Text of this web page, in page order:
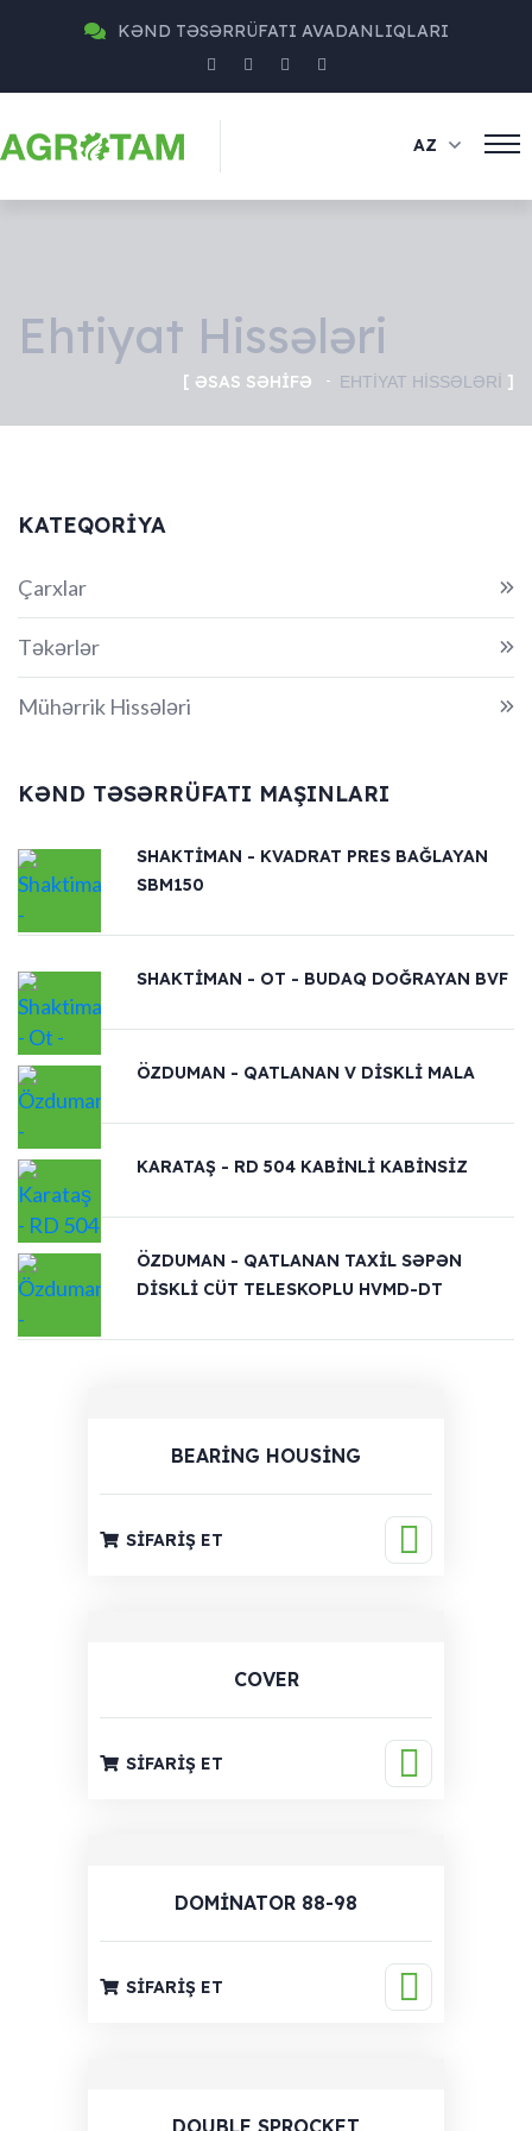
KƏND TƏSƏRRÜFATI AVADANLIQLARI
AZ
Ehtiyat Hissələri
ƏSAS SƏHIFƏ EHTIYAT HISSƏLƏRI
KATEQORIYA
Çarxlar
Təkərlər
Mühərrik Hissələri
KƏND TƏSƏRRÜFATI MAŞINLARI
SHAKTIMAN - KVADRAT PRES BAĞLAYAN
SBM150
SHAKTIMAN - OT - BUDAQ DOĞRAYAN BVF
ÖZDUMAN - QATLANAN V DISKLI MALA
KARATAŞ - RD 504 KABINLI KABINSIZ
ÖZDUMAN - QATLANAN TAXIL SƏPƏN
DISKLI CÜT TELESKOPLU HVMD-DT
BEARING HOUSING
SIFARIŞ ET
COVER
SIFARIŞ ET
DOMINATOR 88-98
SIFARIŞ ET
DOUBLE SPROCKET